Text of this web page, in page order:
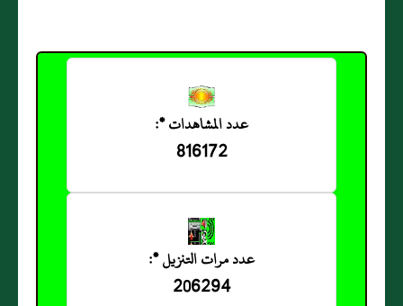
عدد المشاهدات *:
816172
عدد مرات التنزيل *:
206294